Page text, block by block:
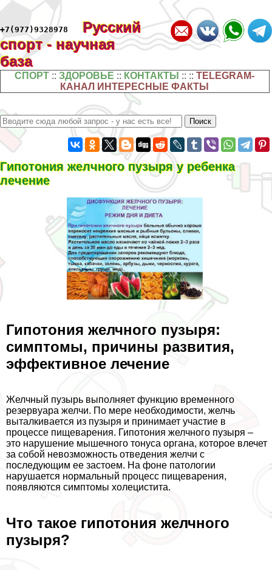
+7(977)9328978
Русский
спорт - научная
база
СПОРТ ::ЗДОРОВЬЕ :: КОНТАКТЫ :: ::TELEGRAM-
КАНАЛ ИНТЕРЕСНЫЕ ФАКТЫ
Гипотония желчного пузыря у ребенка
лечение
Гипотония желчного пузыря:
симптомы, причины развития,
эффективное лечение
Желчный пузырь выполняет функцию временного
резервуара желчи. По мере необходимости, желчь
выталкивается из пузыря и принимает участие в
процессе пищеварения. Гипотония желчного пузыря –
это нарушение мышечного тонуса органа, которое влечет
за собой невозможность отведения желчи с
последующим ее застоем. На фоне патологии
нарушается нормальный процесс пищеварения,
появляются симптомы холецистита.
Что такое гипотония желчного
пузыря?